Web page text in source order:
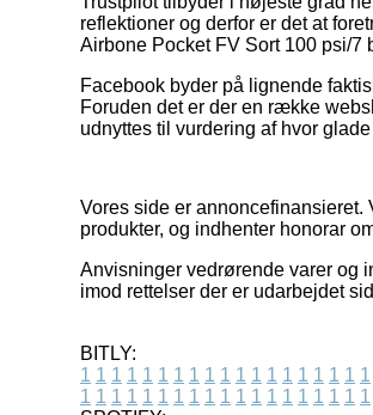
reflektioner og derfor er det at
Airbone Pocket FV Sort 100 psi/7
Facebook byder på lignende
Foruden det er der en række
udnyttes til vurdering af hvor
Vores side er
produkter, og indhenter honorar
Anvisninger vedrørende varer og
imod rettelser der er udarbejdet
BITLY:
1 1 1 1 1 1 1 1 1 1 1 1 1 1 1 1 1 1 1
1 1 1 1 1 1 1 1 1 1 1 1 1 1 1 1 1 1 1